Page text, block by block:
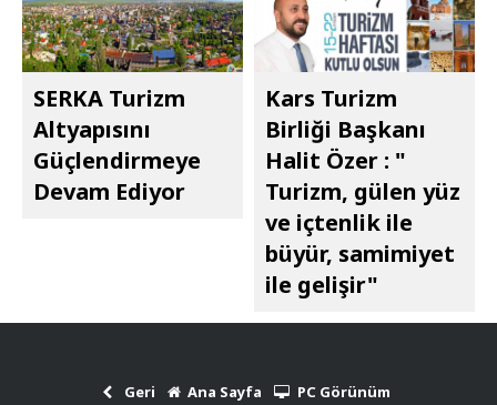
SERKA Turizm
Altyapısını
Güçlendirmeye
Devam Ediyor
Kars Turizm
Birliği Başkanı
Halit Özer : "​​​​​​​
Turizm, gülen yüz
ve içtenlik ile
büyür, samimiyet
ile gelişir"
Geri Ana Sayfa PC Görünüm